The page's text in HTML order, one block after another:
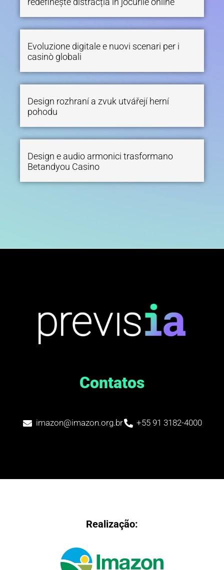
Evoluzione digitale e nuovi scenari per i
casinò globali
Design rozhraní a zvuk utvářejí herní
pohodu
Design e audio armonici trasformano
Betandyou Casino
Contatos
imazon@imazon.org.br +55 91 3182-4000
Realização: